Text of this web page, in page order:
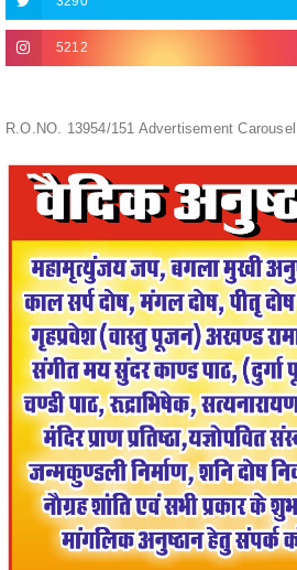
R.O.NO. 13954/151 Advertisement Carousel